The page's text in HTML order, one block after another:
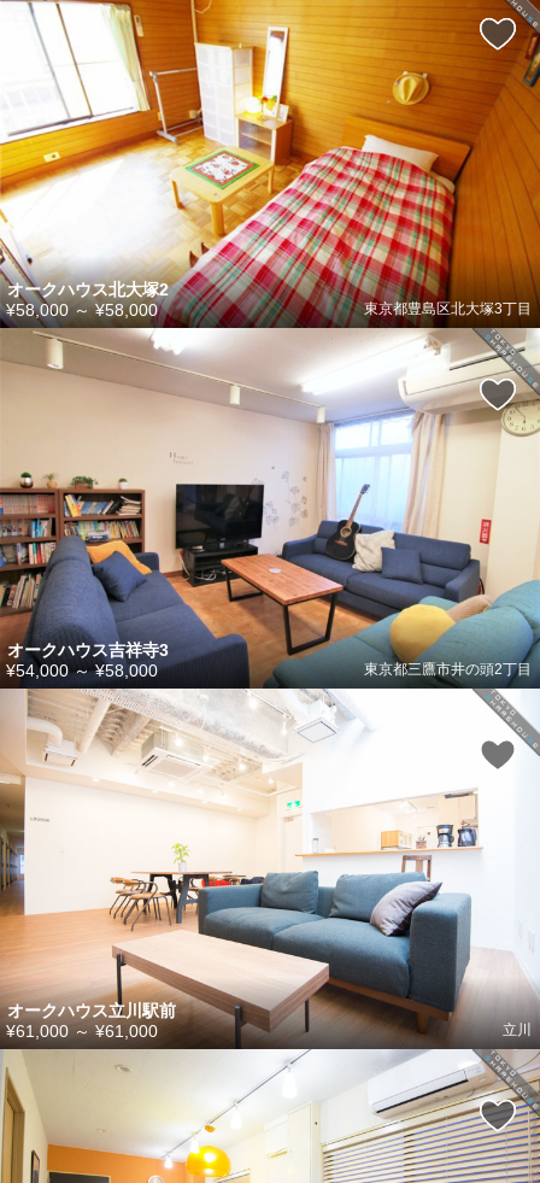
オークハウス北大塚2
東京都豊島区北大塚3丁目
¥58,000～¥58,000
オークハウス吉祥寺3
東京都三鷹市井の頭2丁目
¥54,000～¥58,000
オークハウス立川駅前
立川
¥61,000～¥61,000